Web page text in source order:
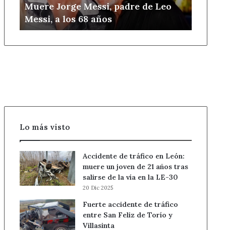
los
68
años
Muere Jorge Messi, padre de Leo
Messi, a los 68 años
Lo más visto
Accidente de tráfico en León:
muere un joven de 21 años tras
salirse de la vía en la LE-30
20 Dic 2025
Fuerte accidente de tráfico
entre San Feliz de Torío y
Villasinta